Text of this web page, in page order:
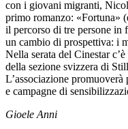
con i giovani migranti,
primo romanzo: «Fortuna»
il percorso di tre persone in
un cambio di prospettiva: i
Nella serata del Cinestar
della sezione svizzera di
L’associazione
e campagne di
Gioele Anni